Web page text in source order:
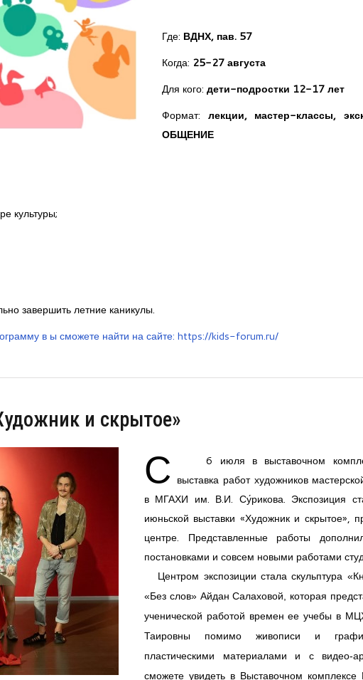
Где: ВДНХ, пав. 57
Когда: 25-27 августа
Для кого: дети-подростки 12-17 лет
Формат: лекции, мастер-классы,
ОБЩЕНИЕ
культуры;
завершить летние каникулы.
в ы сможете найти на сайте: https://kids-forum.ru/
и скрытое»
С
6 июля в выставочном
выставка работ художников
в МГАХИ им. В.И. Су́рикова. Экспозиция
июньской выставки «Художник и скрытое»,
центре. Представленные работы
постановками и совсем новыми работами
Центром экспозиции стала скульптура
«Без слов» Айдан Салаховой, которая
ученической работой времен ее учебы в
Таировны помимо живописи и
пластическими материалами и с видео-
сможете увидеть в Выставочном